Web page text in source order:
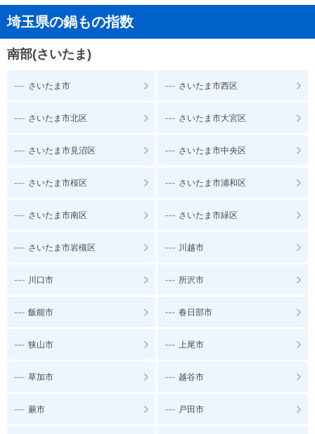
埼玉県の鍋もの指数
南部(さいたま)
--- さいたま市 --- さいたま市西区
--- さいたま市北区 --- さいたま市大宮区
--- さいたま市見沼区 --- さいたま市中央区
--- さいたま市桜区 --- さいたま市浦和区
--- さいたま市南区 --- さいたま市緑区
--- さいたま市岩槻区 --- 川越市
--- 川口市 --- 所沢市
--- 飯能市 --- 春日部市
--- 狭山市 --- 上尾市
--- 草加市 --- 越谷市
--- 蕨市 --- 戸田市